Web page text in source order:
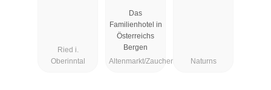
Ried i.
Oberinntal
Das
Familienhotel in
Österreichs
Bergen
Altenmarkt/Zauchensee
Naturns